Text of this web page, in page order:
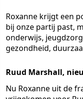
Roxanne krijgt een
bij onze partij past,
onderwijs,
gezondheid,
Ruud Marshall,
Nu Roxanne uit de